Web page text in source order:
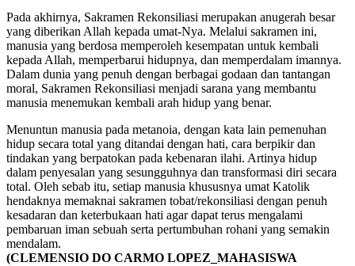
Pada akhirnya, Sakramen Rekonsiliasi merupakan anugerah besar
yang diberikan Allah kepada umat-Nya. Melalui sakramen ini,
manusia yang berdosa memperoleh kesempatan untuk kembali
kepada Allah, memperbarui hidupnya, dan memperdalam imannya.
Dalam dunia yang penuh dengan berbagai godaan dan tantangan
moral, Sakramen Rekonsiliasi menjadi sarana yang membantu
manusia menemukan kembali arah hidup yang benar.
Menuntun manusia pada metanoia, dengan kata lain pemenuhan
hidup secara total yang ditandai dengan hati, cara berpikir dan
tindakan yang berpatokan pada kebenaran ilahi. Artinya hidup
dalam penyesalan yang sesungguhnya dan transformasi diri secara
total. Oleh sebab itu, setiap manusia khususnya umat Katolik
hendaknya memaknai sakramen tobat/rekonsiliasi dengan penuh
kesadaran dan keterbukaan hati agar dapat terus mengalami
pembaruan iman sebuah serta pertumbuhan rohani yang semakin
mendalam.
(CLEMENSIO DO CARMO LOPEZ_MAHASISWA